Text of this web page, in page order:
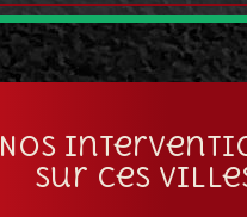
Nos
sur ces